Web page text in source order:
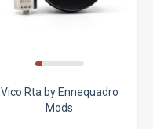
Vico Rta by Ennequadro
Mods